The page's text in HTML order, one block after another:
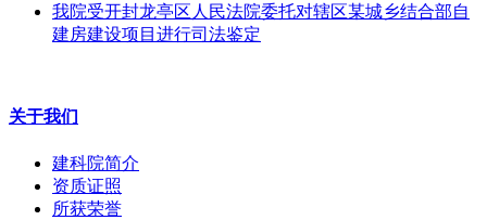
我院受开封龙亭区人民法院委托对辖区某城乡结合部自
建房建设项目进行司法鉴定
关于我们
建科院简介
资质证照
所获荣誉